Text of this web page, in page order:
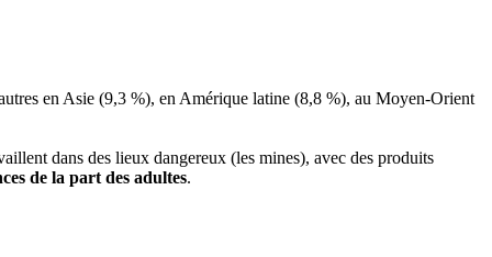
en Asie (9,3 %), en Amérique latine (8,8 %), au Moyen-Orient
dans des lieux dangereux (les mines), avec des produits
de la part des adultes.